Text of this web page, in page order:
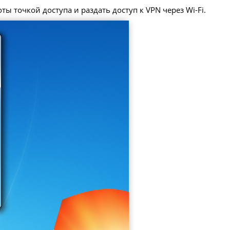
доступа и раздать доступ к VPN через Wi-Fi.